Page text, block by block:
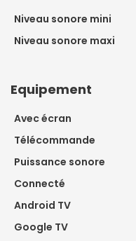
Niveau sonore mini
Niveau sonore maxi
Equipement
Avec écran
Télécommande
Puissance sonore
Connecté
Android TV
Google TV